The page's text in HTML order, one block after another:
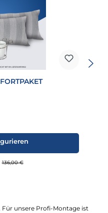
Regulärer Preis:
136,00 €
Für unsere Profi-Montage ist